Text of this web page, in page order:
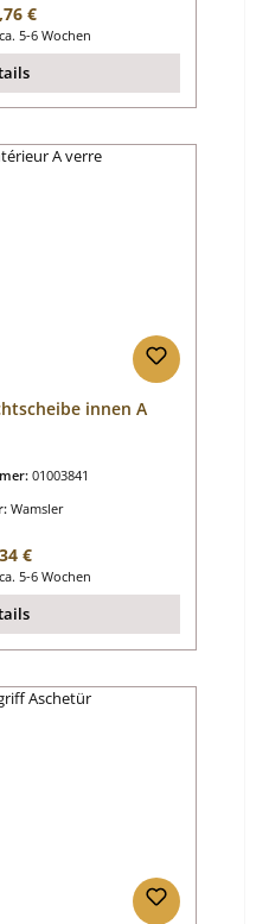
Preis:
€
5-6 Wochen
innen A
01003841
Wamsler
Preis:
€
5-6 Wochen